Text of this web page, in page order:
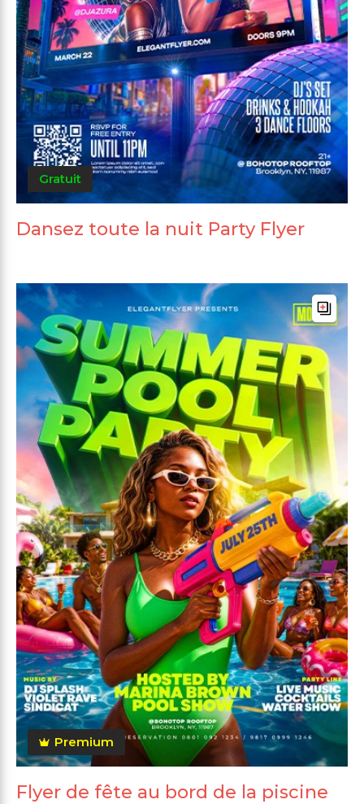
Gratuit
Dansez toute la nuit Party Flyer
Premium
Flyer de fête au bord de la piscine